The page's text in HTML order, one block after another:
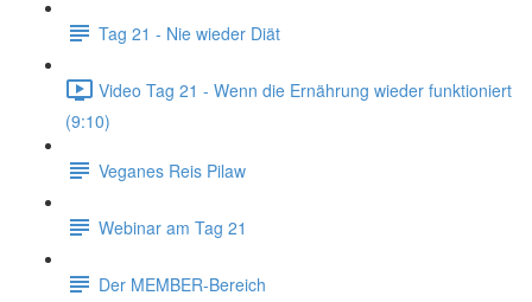
Tag 21 - Nie wieder Diät
Video Tag 21 - Wenn die Ernährung wieder funktioniert
(9:10)
Veganes Reis Pilaw
Webinar am Tag 21
Der MEMBER-Bereich